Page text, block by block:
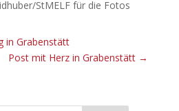
StMELF für die Fotos
in Grabenstätt
Post mit Herz in Grabenstätt →